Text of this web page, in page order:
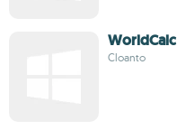
WorldCalc
Cloanto